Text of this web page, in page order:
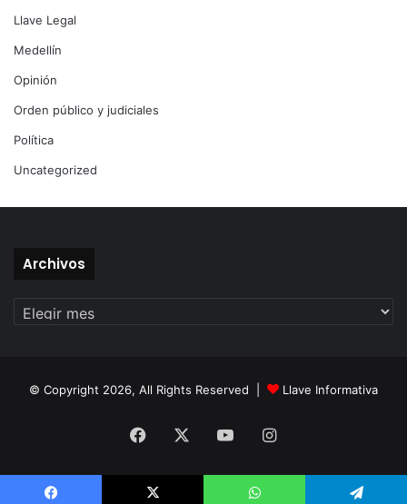
Llave Legal
Medellín
Opinión
Orden público y judiciales
Política
Uncategorized
Archivos
© Copyright 2026, All Rights Reserved | Llave Informativa
Facebook YouTubeInstagram